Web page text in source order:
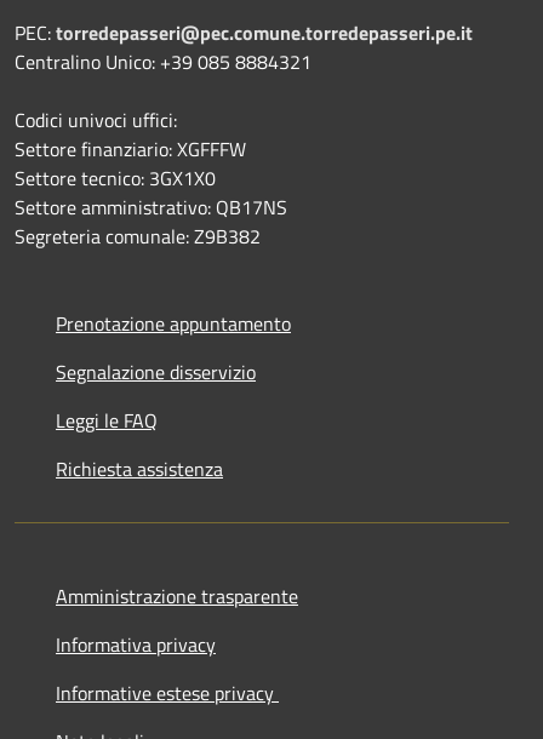
PEC:torredepasseri@pec.comune.torredepasseri.pe.it
Centralino Unico: +39 085 8884321
Codici univoci uffici:
Settore finanziario: XGFFFW
Settore tecnico: 3GX1X0
Settore amministrativo: QB17NS
Segreteria comunale: Z9B382
Prenotazione appuntamento
Segnalazione disservizio
Leggi le FAQ
Richiesta assistenza
Amministrazione trasparente
Informativa privacy
Informative estese privacy